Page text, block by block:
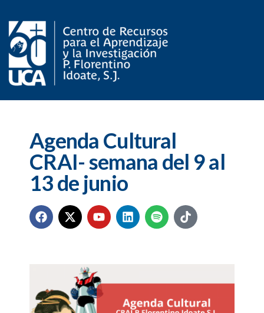
Agenda Cultural
CRAI- semana del 9 al
13 de junio